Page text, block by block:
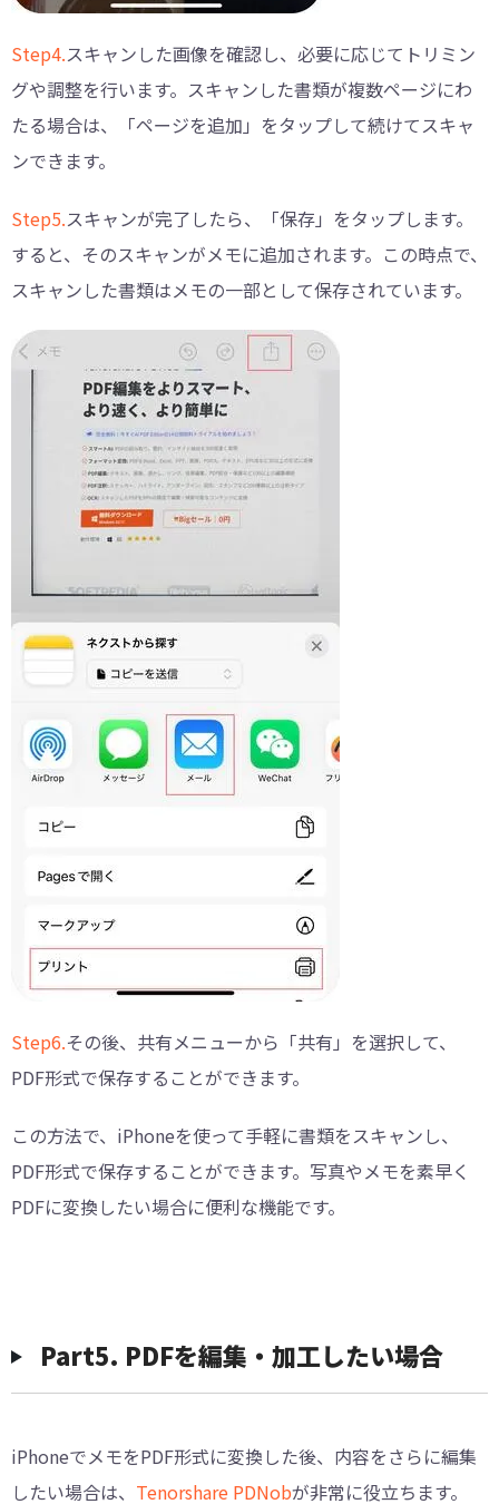
Step4.スキャンした画像を確認し、必要に応じてトリミン
グや調整を行います。スキャンした書類が複数ページにわ
たる場合は、「ページを追加」をタップして続けてスキャ
ンできます。
Step5.スキャンが完了したら、「保存」をタップします。
すると、そのスキャンがメモに追加されます。この時点で、
スキャンした書類はメモの一部として保存されています。
Step6.その後、共有メニューから「共有」を選択して、
PDF形式で保存することができます。
この方法で、iPhoneを使って手軽に書類をスキャンし、
PDF形式で保存することができます。写真やメモを素早く
PDFに変換したい場合に便利な機能です。
︎Part5. PDFを編集・加工したい場合
iPhoneでメモをPDF形式に変換した後、内容をさらに編集
したい場合は、 Tenorshare PDNobが非常に役立ちます。